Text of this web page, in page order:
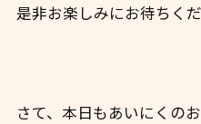
是非お楽しみにお待ちく
さて、本日もあいにくの